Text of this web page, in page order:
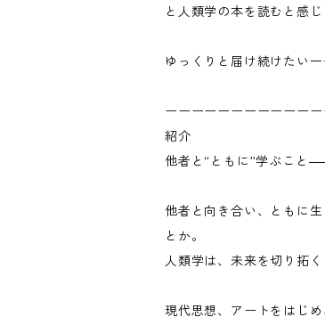
と人類学の本を読むと感じ
ゆっくりと届け続けたい一
ーーーーーーーーーーー
紹介
他者と“ともに”学ぶこと
他者と向き合い、ともに
とか。
人類学は、未来を切り拓く
現代思想、アートをはじ